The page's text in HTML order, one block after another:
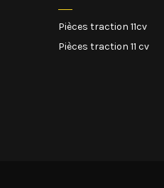
Pièces traction 11cv
Pièces traction 11 cv